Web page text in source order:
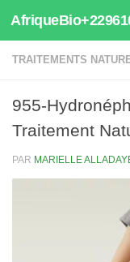
Au dessous du
TRAITEMENTS
955-
Traitement
PAR MARIELLE